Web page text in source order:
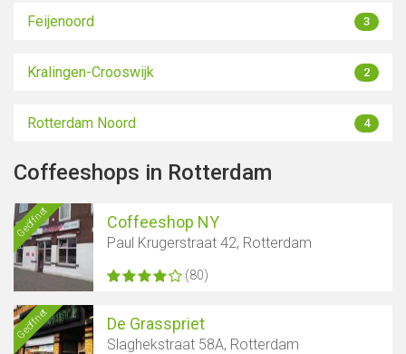
Feijenoord 3
Kralingen-Crooswijk 2
Rotterdam Noord 4
Coffeeshops in Rotterdam
Geöffnet Coffeeshop NY
Paul Krugerstraat 42, Rotterdam
(80)
Geöffnet De Grasspriet
Slaghekstraat 58A, Rotterdam